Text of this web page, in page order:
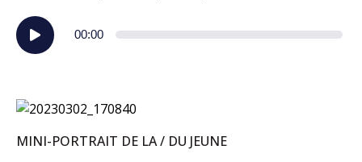
Lecteur
audio
00:00
MINI-PORTRAIT DE LA / DU JEUNE